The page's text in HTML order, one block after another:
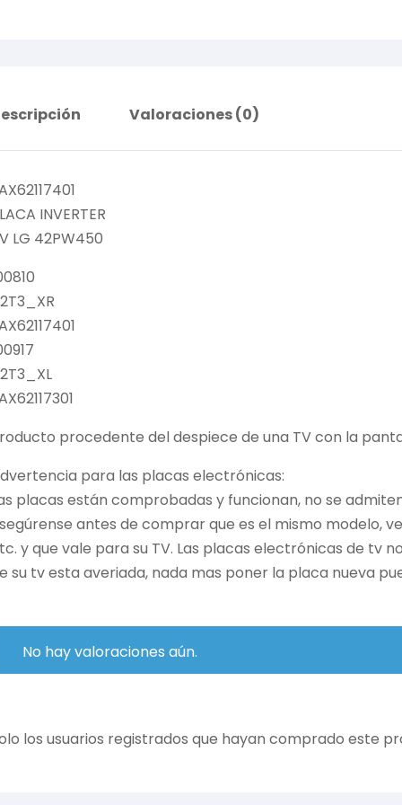
Valoraciones (0)
INVERTER
LG 42PW450
procedente del despiece de una TV con la
para las placas electrónicas:
placas están comprobadas y funcionan, no se
antes de comprar que es el mismo modelo,
y que vale para su TV. Las placas electrónicas de tv
su tv esta averiada, nada mas poner la placa nueva
No hay valoraciones aún.
los usuarios registrados que hayan comprado este